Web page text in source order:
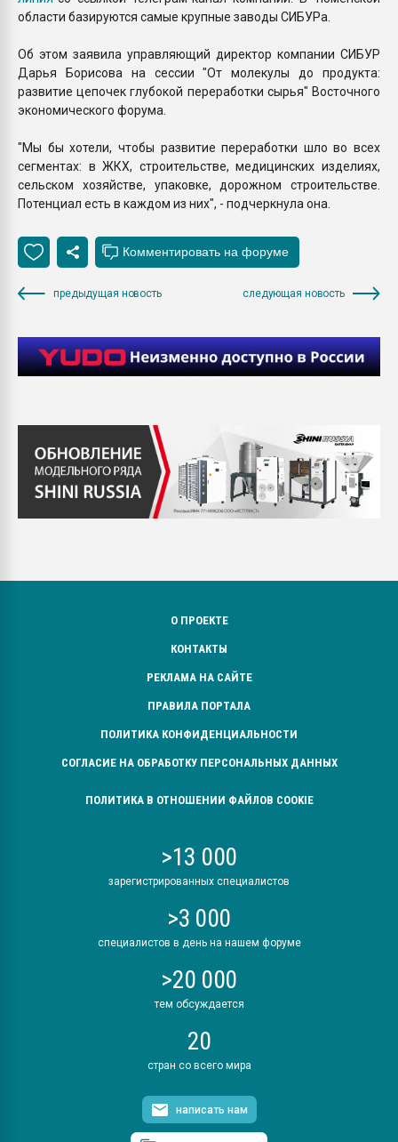
области базируются самые крупные заводы СИБУРа.
Об этом заявила управляющий директор компании СИБУР
Дарья Борисова на сессии "От молекулы до продукта:
развитие цепочек глубокой переработки сырья" Восточного
экономического форума.
"Мы бы хотели, чтобы развитие переработки шло во всех
сегментах: в ЖКХ, строительстве, медицинских изделиях,
сельском хозяйстве, упаковке, дорожном строительстве.
Потенциал есть в каждом из них", - подчеркнула она.
предыдущая новость следующая новость
О ПРОЕКТЕ
КОНТАКТЫ
РЕКЛАМА НА САЙТЕ
ПРАВИЛА ПОРТАЛА
ПОЛИТИКА КОНФИДЕНЦИАЛЬНОСТИ
СОГЛАСИЕ НА ОБРАБОТКУ ПЕРСОНАЛЬНЫХ ДАННЫХ
ПОЛИТИКА В ОТНОШЕНИИ ФАЙЛОВ COOKIE
>13 000
зарегистрированных специалистов
>3 000
специалистов в день на нашем форуме
>20 000
тем обсуждается
20
стран со всего мира
написать нам